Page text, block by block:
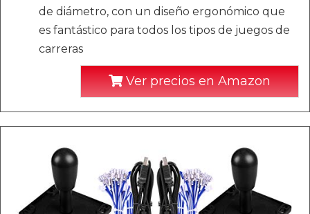
de diámetro, con un diseño ergonómico que
es fantástico para todos los tipos de juegos de
carreras
Ver precios en Amazon